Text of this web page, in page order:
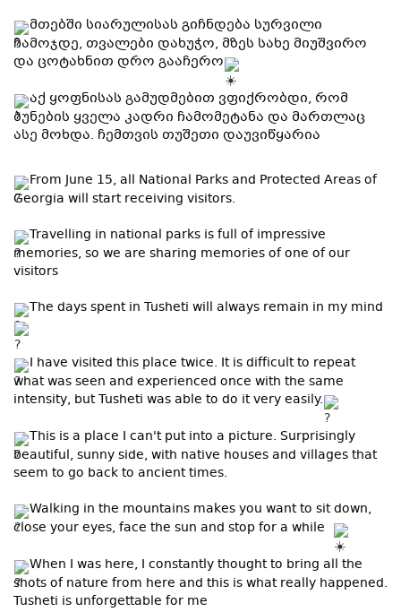
მთებში სიარულისას გიჩნდება სურვილი
ჩამოჯდე, თვალები დახუჭო, მზეს სახე მიუშვირო
და ცოტახნით დრო გააჩერო
აქ ყოფნისას გამუდმებით ვფიქრობდი, რომ
ბუნების ყველა კადრი ჩამომეტანა და მართლაც
ასე მოხდა. ჩემთვის თუშეთი დაუვიწყარია
From June 15, all National Parks and Protected Areas of
Georgia will start receiving visitors.
Travelling in national parks is full of impressive
memories, so we are sharing memories of one of our
visitors
The days spent in Tusheti will always remain in my mind
I have visited this place twice. It is difficult to repeat
what was seen and experienced once with the same
intensity, but Tusheti was able to do it very easily.
This is a place I can't put into a picture. Surprisingly
beautiful, sunny side, with native houses and villages that
seem to go back to ancient times.
Walking in the mountains makes you want to sit down,
close your eyes, face the sun and stop for a while
When I was here, I constantly thought to bring all the
shots of nature from here and this is what really happened.
Tusheti is unforgettable for me